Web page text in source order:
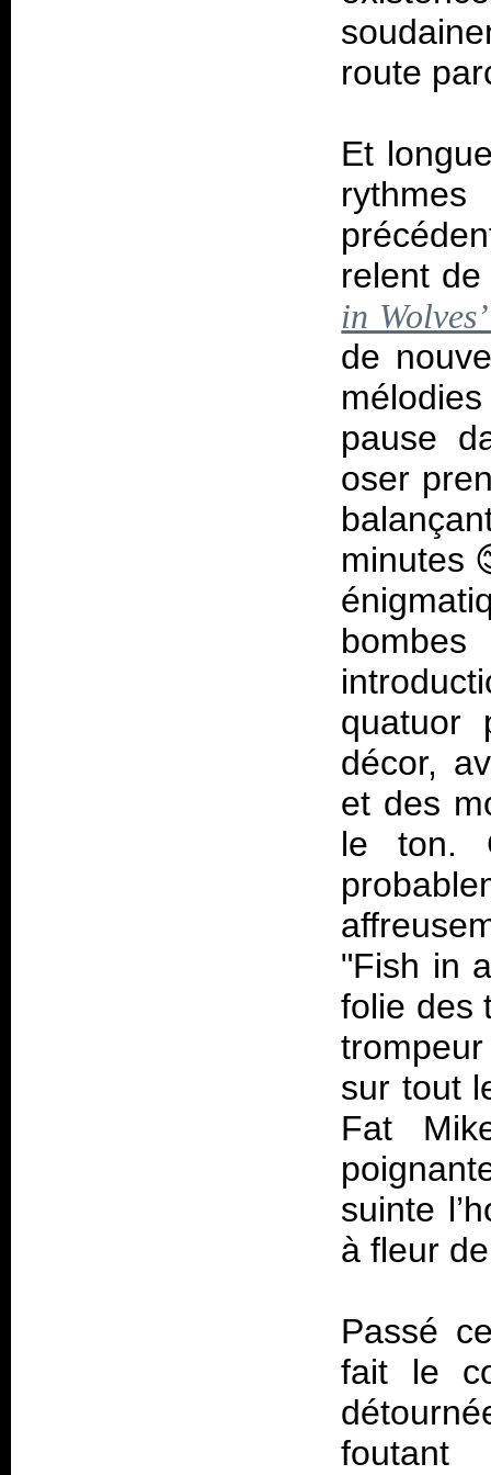
route
Et
relent
in
de
pause
oser
quatuor
décor,
et des
le ton.
"Fish in
folie des
sur tout
Fat
suinte
à fleur
Passé
fait le